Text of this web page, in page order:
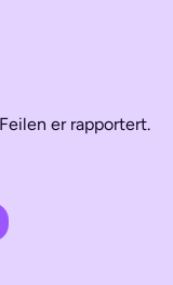
er rapportert.